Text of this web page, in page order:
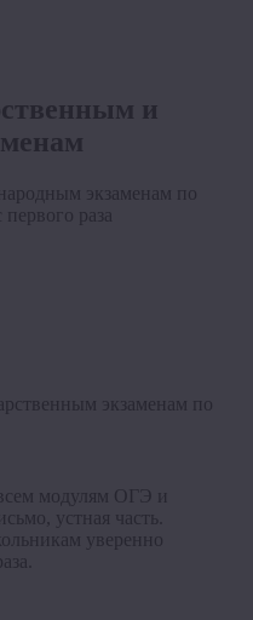
и
экзаменам по
раза
экзаменам по
модулям ОГЭ и
устная часть.
уверенно